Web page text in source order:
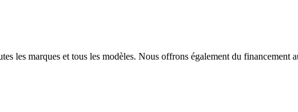
les marques et tous les modèles. Nous offrons également du financement